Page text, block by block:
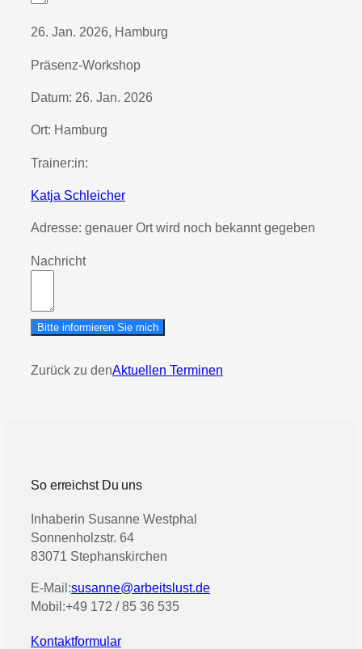
26. Jan. 2026, Hamburg
Präsenz-Workshop
Datum: 26. Jan. 2026
Ort: Hamburg
Trainer:in:
Katja Schleicher
Adresse: genauer Ort wird noch bekannt gegeben
Nachricht
Bitte informieren Sie mich
Zurück zu denAktuellen Terminen
So erreichst Du uns
Inhaberin Susanne Westphal
Sonnenholzstr. 64
83071 Stephanskirchen
E-Mail:susanne@arbeitslust.de
Mobil:+49 172 / 85 36 535
Kontaktformular